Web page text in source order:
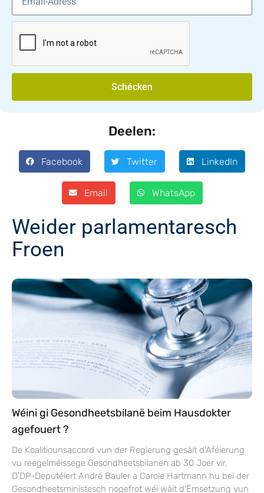
Schécken
Deelen:
Facebook Twitter LinkedIn
Email WhatsApp
Weider parlamentaresch
Froen
Wéini gi Gesondheetsbilanë beim Hausdokter
agefouert ?
De Koalitiounsaccord vun der Regierung gesäit d’Aféierung
vu reegelméissege Gesondheetsbilanen ab 30 Joer vir.
D’DP-Deputéiert André Bauler a Carole Hartmann hu bei der
Gesondheetsministesch nogefrot wéi wäit d’Ëmsetzung vun